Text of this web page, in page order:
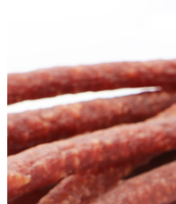
Главная
Каталог